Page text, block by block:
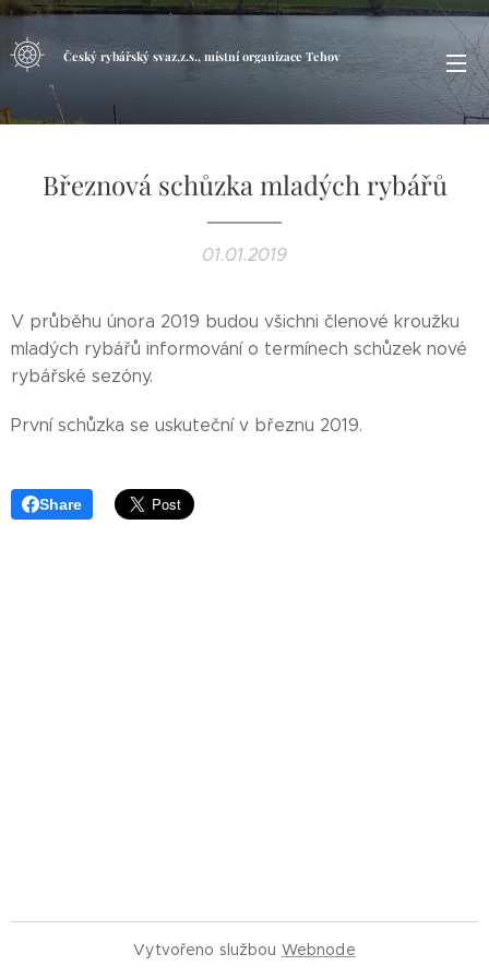
Český rybářský svaz,z.s., místní organizace Tehov
Březnová schůzka mladých rybářů
01.01.2019
V průběhu února 2019 budou všichni členové kroužku
mladých rybářů informování o termínech schůzek nové
rybářské sezóny.
První schůzka se uskuteční v březnu 2019.
Share
Vytvořeno službou Webnode